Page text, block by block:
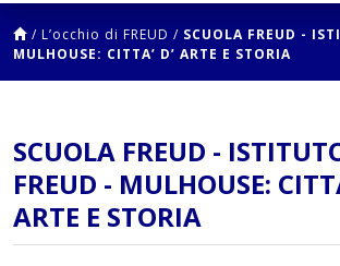
/ L’occhio di FREUD / SCUOLA FREUD -
MULHOUSE: CITTA’ D’ ARTE E STORIA
SCUOLA FREUD -
FREUD - MULHOUSE:
ARTE E STORIA